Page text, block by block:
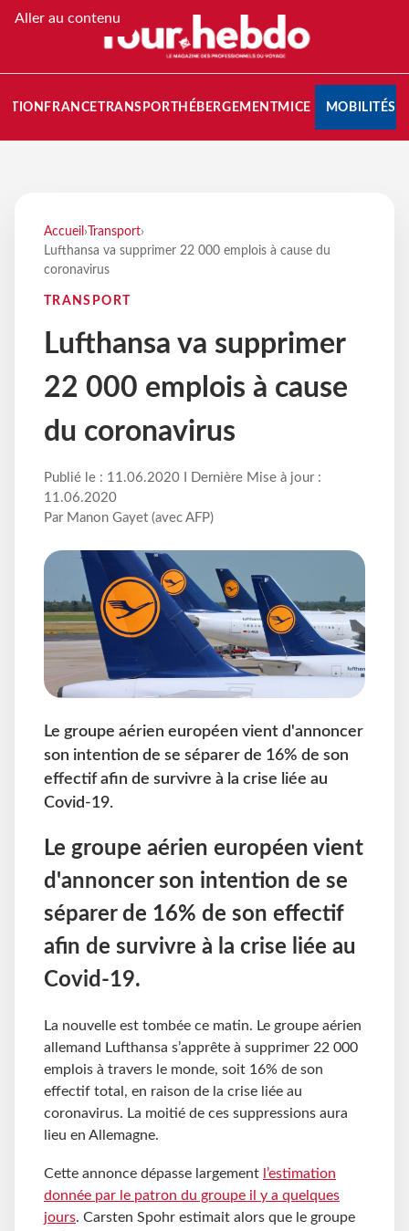
Aller au contenu
FRANCETRANSPORT HÉBERGEMENTMICE MOBILITÉS
Accueil › Transport›
Lufthansa va supprimer 22 000 emplois à cause du
coronavirus
TRANSPORT
Lufthansa va supprimer
22 000 emplois à cause
du coronavirus
Publié le : 11.06.2020 I Dernière Mise à jour :
11.06.2020
Par Manon Gayet (avec AFP)
Le groupe aérien européen vient d'annoncer
son intention de se séparer de 16% de son
effectif afin de survivre à la crise liée au
Covid-19.
Le groupe aérien européen vient
d'annoncer son intention de se
séparer de 16% de son effectif
afin de survivre à la crise liée au
Covid-19.
La nouvelle est tombée ce matin. Le groupe aérien
allemand Lufthansa s’apprête à supprimer 22 000
emplois à travers le monde, soit 16% de son
effectif total, en raison de la crise liée au
coronavirus. La moitié de ces suppressions aura
lieu en Allemagne.
Cette annonce dépasse largement l’estimation
donnée par le patron du groupe il y a quelques
jours. Carsten Spohr estimait alors que le groupe